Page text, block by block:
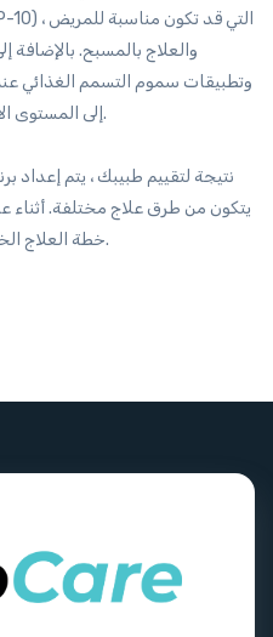
والعلاج بالمسبح. بالإضافة
وتطبيقات سموم التسمم الغذائي
إلى المستوى الأمثل ويتم تحقيق أفضل مشي ممكن.
نتيجة لتقييم طبيبك ، يتم
يتكون من طرق علاج مختلفة. أثناء
خطة العلاج الخاصة بك بالتوازي مع تطورك الوظيفي.